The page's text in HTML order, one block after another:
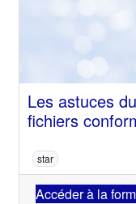
Les astuces
fichiers
star
Accéder à la